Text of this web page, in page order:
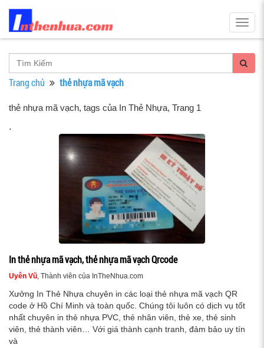
Trang chủ thẻ nhựa mã vạch
thẻ nhựa mã vạch, tags của In Thẻ Nhựa, Trang 1
.
In thẻ nhựa mã vạch, thẻ nhựa mã vạch Qrcode
Uyên Vũ, Thành viên của InTheNhua.com
Xưởng In Thẻ Nhựa chuyên in các loại thẻ nhựa mã vạch QR
code ở Hồ Chí Minh và toàn quốc. Chúng tôi luôn có dịch vụ tốt
nhất chuyên in thẻ nhựa PVC, thẻ nhân viên, thẻ xe, thẻ sinh
viên, thẻ thành viên… Với giá thành cạnh tranh, đảm bảo uy tín
và